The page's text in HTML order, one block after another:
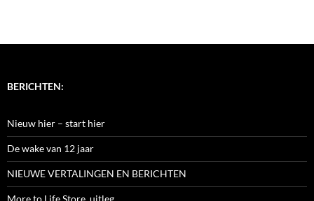
BERICHTEN:
Nieuw hier – start hier
De wake van 12 jaar
NIEUWE VERTALINGEN EN BERICHTEN
More to Life Store, uitleg